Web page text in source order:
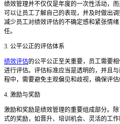
绩效管理并不仅仅是年度的一次性活动，
可以让员工了解自己的表现，并及时做出
减少员工对绩效评估的不确定感和紧张情
任。
3. 公平公正的评估体系
绩效评估的公平公正至关重要，员工需要
进行评估。评估标准应当是透明的，并且
程中，需要避免主观偏见和歧视，确保评估
4. 激励与奖励
激励和奖励是绩效管理的重要组成部分。
式的奖励，如晋升、培训机会、灵活的工